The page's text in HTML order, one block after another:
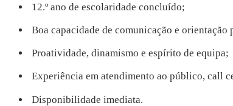
12.º ano de escolaridade concluído;
Boa capacidade de comunicação e orientação
Proatividade, dinamismo e espírito de equipa;
Experiência em atendimento ao público, call
Disponibilidade imediata.